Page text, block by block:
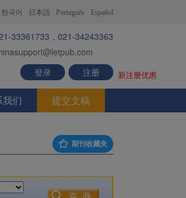
한국어 日本語 Português Español
33361733，021-34243363
登录
注册 新注册优惠
我们 提交文稿
期刊收藏夹